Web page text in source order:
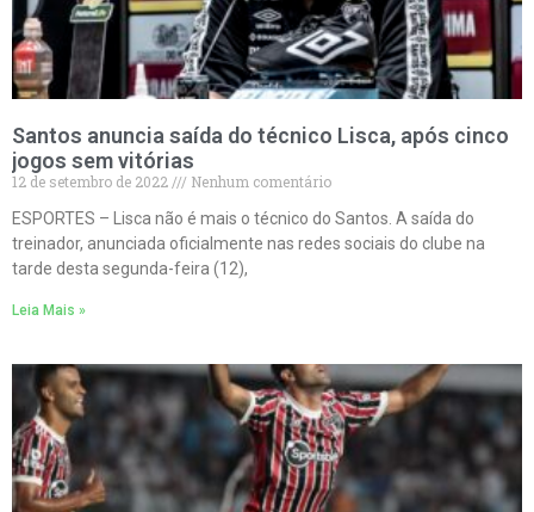
Santos anuncia saída do técnico Lisca, após cinco
jogos sem vitórias
12 de setembro de 2022
Nenhum comentário
ESPORTES – Lisca não é mais o técnico do Santos. A saída do
treinador, anunciada oficialmente nas redes sociais do clube na
tarde desta segunda-feira (12),
Leia Mais »